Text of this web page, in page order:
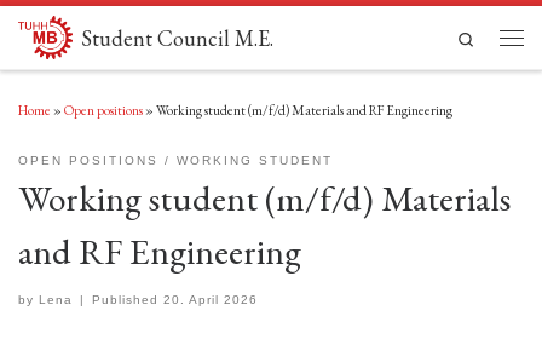
Skip to contentStudent Council M.E.
Search
Home » Open positions» Working student (m/f/d) Materials and RF Engineering
OPEN POSITIONS WORKING STUDENT
Working student (m/f/d) Materials
and RF Engineering
by Lena Published20. April 2026